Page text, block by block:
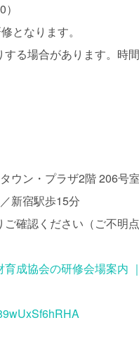
となります。
る場合があります。時
ウン・プラザ2階 206号
新宿駅歩15分
確認ください（ご不明
成協会の研修会場案内